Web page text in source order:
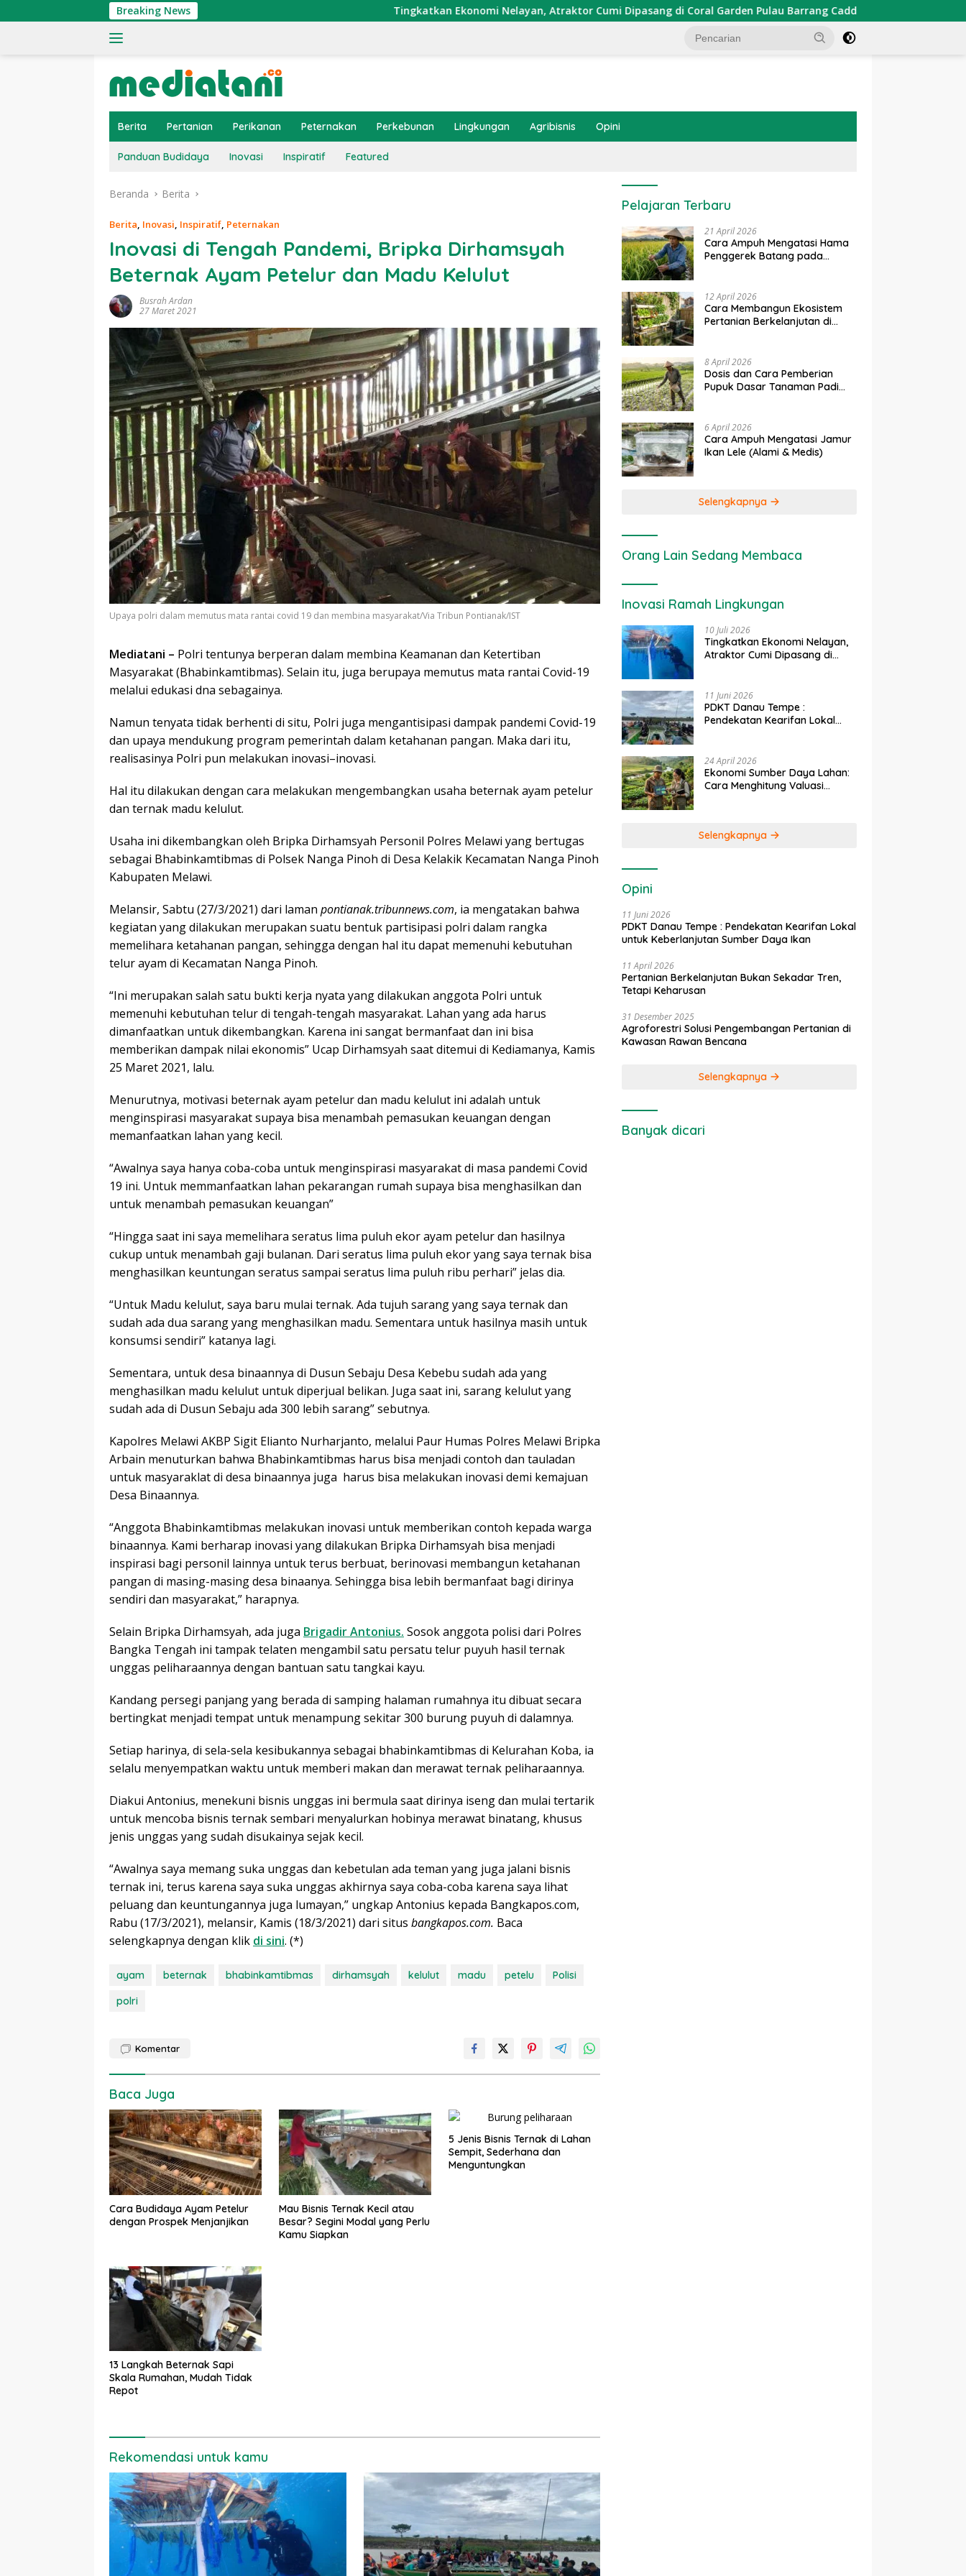
ke
Breaking News Tingkatkan Ekonomi Nelayan, Atraktor Cumi Dipasang di Coral Garden Pulau Barrang Caddi PDKT Danau Tempe :
Berita Pertanian Perikanan Peternakan Perkebunan Lingkungan Agribisnis Opini
Panduan Budidaya Inovasi Inspiratif Featured
Beranda Berita
Berita, Inovasi, Inspiratif, Peternakan
Inovasi di Tengah Pandemi, Bripka Dirhamsyah
Beternak Ayam Petelur dan Madu Kelulut
Busrah Ardan
27 Maret 2021
Upaya polri dalam memutus mata rantai covid 19 dan membina masyarakat/Via Tribun Pontianak/IST
Mediatani – Polri tentunya berperan dalam membina Keamanan dan Ketertiban
Masyarakat (Bhabinkamtibmas). Selain itu, juga berupaya memutus mata rantai Covid-19
melalui edukasi dna sebagainya.
Namun tenyata tidak berhenti di situ, Polri juga mengantisipasi dampak pandemi Covid-19
dan upaya mendukung program pemerintah dalam ketahanan pangan. Maka dari itu,
realisasinya Polri pun melakukan inovasi–inovasi.
Hal itu dilakukan dengan cara melakukan mengembangkan usaha beternak ayam petelur
dan ternak madu kelulut.
Usaha ini dikembangkan oleh Bripka Dirhamsyah Personil Polres Melawi yang bertugas
sebagai Bhabinkamtibmas di Polsek Nanga Pinoh di Desa Kelakik Kecamatan Nanga Pinoh
Kabupaten Melawi.
Melansir, Sabtu (27/3/2021) dari laman pontianak.tribunnews.com, ia mengatakan bahwa
kegiatan yang dilakukan merupakan suatu bentuk partisipasi polri dalam rangka
memelihara ketahanan pangan, sehingga dengan hal itu dapat memenuhi kebutuhan
telur ayam di Kecamatan Nanga Pinoh.
“Ini merupakan salah satu bukti kerja nyata yang dilakukan anggota Polri untuk
memenuhi kebutuhan telur di tengah-tengah masyarakat. Lahan yang ada harus
dimanfaatkan untuk dikembangkan. Karena ini sangat bermanfaat dan ini bisa
memberikan dampak nilai ekonomis” Ucap Dirhamsyah saat ditemui di Kediamanya, Kamis
25 Maret 2021, lalu.
Menurutnya, motivasi beternak ayam petelur dan madu kelulut ini adalah untuk
menginspirasi masyarakat supaya bisa menambah pemasukan keuangan dengan
memanfaatkan lahan yang kecil.
“Awalnya saya hanya coba-coba untuk menginspirasi masyarakat di masa pandemi Covid
19 ini. Untuk memmanfaatkan lahan pekarangan rumah supaya bisa menghasilkan dan
untuk menambah pemasukan keuangan”
“Hingga saat ini saya memelihara seratus lima puluh ekor ayam petelur dan hasilnya
cukup untuk menambah gaji bulanan. Dari seratus lima puluh ekor yang saya ternak bisa
menghasilkan keuntungan seratus sampai seratus lima puluh ribu perhari” jelas dia.
“Untuk Madu kelulut, saya baru mulai ternak. Ada tujuh sarang yang saya ternak dan
sudah ada dua sarang yang menghasilkan madu. Sementara untuk hasilnya masih untuk
konsumsi sendiri” katanya lagi.
Sementara, untuk desa binaannya di Dusun Sebaju Desa Kebebu sudah ada yang
menghasilkan madu kelulut untuk diperjual belikan. Juga saat ini, sarang kelulut yang
sudah ada di Dusun Sebaju ada 300 lebih sarang” sebutnya.
Kapolres Melawi AKBP Sigit Elianto Nurharjanto, melalui Paur Humas Polres Melawi Bripka
Arbain menuturkan bahwa Bhabinkamtibmas harus bisa menjadi contoh dan tauladan
untuk masyaraklat di desa binaannya juga harus bisa melakukan inovasi demi kemajuan
Desa Binaannya.
“Anggota Bhabinkamtibmas melakukan inovasi untuk memberikan contoh kepada warga
binaannya. Kami berharap inovasi yang dilakukan Bripka Dirhamsyah bisa menjadi
inspirasi bagi personil lainnya untuk terus berbuat, berinovasi membangun ketahanan
pangan di masing-masing desa binaanya. Sehingga bisa lebih bermanfaat bagi dirinya
sendiri dan masyarakat,” harapnya.
Selain Bripka Dirhamsyah, ada juga Brigadir Antonius. Sosok anggota polisi dari Polres
Bangka Tengah ini tampak telaten mengambil satu persatu telur puyuh hasil ternak
unggas peliharaannya dengan bantuan satu tangkai kayu.
Kandang persegi panjang yang berada di samping halaman rumahnya itu dibuat secara
bertingkat menjadi tempat untuk menampung sekitar 300 burung puyuh di dalamnya.
Setiap harinya, di sela-sela kesibukannya sebagai bhabinkamtibmas di Kelurahan Koba, ia
selalu menyempatkan waktu untuk memberi makan dan merawat ternak peliharaannya.
Diakui Antonius, menekuni bisnis unggas ini bermula saat dirinya iseng dan mulai tertarik
untuk mencoba bisnis ternak sembari menyalurkan hobinya merawat binatang, khusus
jenis unggas yang sudah disukainya sejak kecil.
“Awalnya saya memang suka unggas dan kebetulan ada teman yang juga jalani bisnis
ternak ini, terus karena saya suka unggas akhirnya saya coba-coba karena saya lihat
peluang dan keuntungannya juga lumayan,” ungkap Antonius kepada Bangkapos.com,
Rabu (17/3/2021), melansir, Kamis (18/3/2021) dari situs bangkapos.com. Baca
selengkapnya dengan klik di sini. (*)
ayam beternak bhabinkamtibmas dirhamsyah kelulut madu petelu
Polisi
polri
Komentar
Baca Juga
Cara Budidaya Ayam Petelur
dengan Prospek Menjanjikan
Mau Bisnis Ternak Kecil atau
Besar? Segini Modal yang Perlu
Kamu Siapkan
5 Jenis Bisnis Ternak di Lahan
Sempit, Sederhana dan
Menguntungkan
13 Langkah Beternak Sapi
Skala Rumahan, Mudah Tidak
Repot
Rekomendasi untuk kamu
Pelajaran Terbaru
21 April 2026
Cara Ampuh Mengatasi Hama
Penggerek Batang pada
12 April 2026
Cara Membangun Ekosistem
Pertanian Berkelanjutan di
8 April 2026
Dosis dan Cara Pemberian
Pupuk Dasar Tanaman Padi
6 April 2026
Cara Ampuh Mengatasi Jamur
Ikan Lele (Alami & Medis)
Selengkapnya
Orang Lain Sedang Membaca
Inovasi Ramah Lingkungan
10 Juli 2026
Tingkatkan Ekonomi Nelayan,
Atraktor Cumi Dipasang di
11 Juni 2026
PDKT Danau Tempe :
Pendekatan Kearifan Lokal
24 April 2026
Ekonomi Sumber Daya Lahan:
Cara Menghitung Valuasi
Selengkapnya
Opini
11 Juni 2026
PDKT Danau Tempe : Pendekatan Kearifan Lokal
untuk Keberlanjutan Sumber Daya Ikan
11 April 2026
Pertanian Berkelanjutan Bukan Sekadar Tren,
Tetapi Keharusan
31 Desember 2025
Agroforestri Solusi Pengembangan Pertanian di
Kawasan Rawan Bencana
Selengkapnya
Banyak dicari